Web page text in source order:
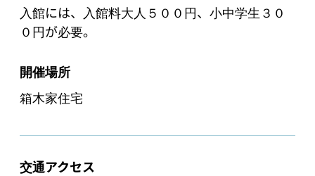
入館には、入館料大人５００円、小中学生３０
０円が必要。
開催場所
箱木家住宅
交通アクセス